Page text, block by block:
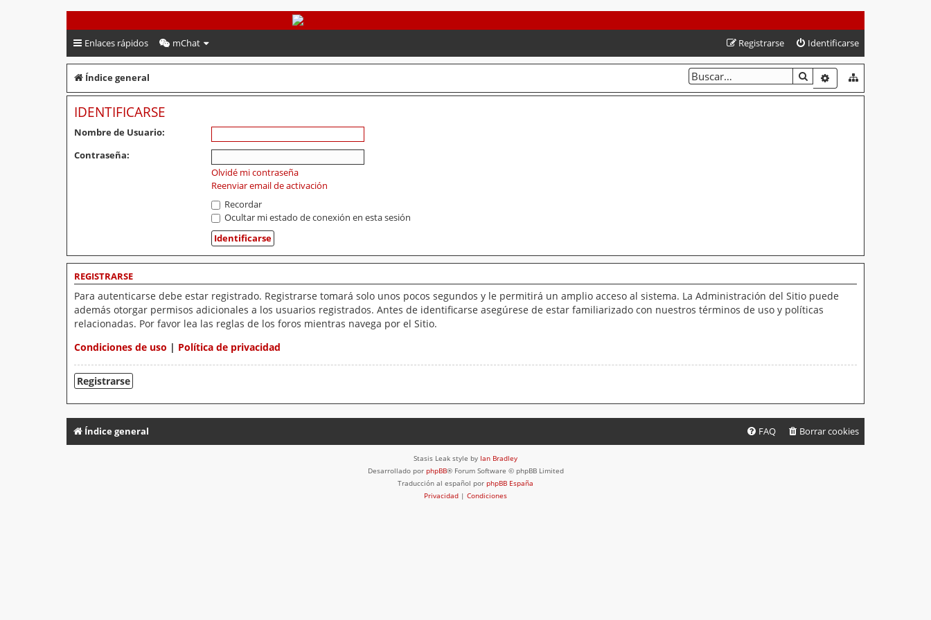
PeruVoley.com
Enlaces rápidos mChat Identificarse
Registrarse
Índice general BUSCARBÚSQUEDA
IDENTIFICARSE
Nombre de Usuario:
Contraseña:
Olvidé mi contraseña
Reenviar email de activación
Recordar
Ocultar mi estado de conexión en esta sesión
REGISTRARSE
Para autenticarse debe estar registrado. Registrarse tomará solo unos pocos segundos y le permitirá un amplio acceso al sistema. La Administración del Sitio puede
además otorgar permisos adicionales a los usuarios registrados. Antes de identificarse asegúrese de estar familiarizado con nuestros términos de uso y políticas
relacionadas. Por favor lea las reglas de los foros mientras navega por el Sitio.
Condiciones de uso | Política de privacidad
Registrarse
Índice general Borrar cookies
FAQ
Stasis Leak style by Ian Bradley
Desarrollado por phpBB® Forum Software © phpBB Limited
Traducción al español por phpBB España
Privacidad | Condiciones